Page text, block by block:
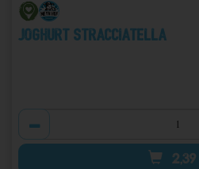
Joghurt Stracciatella
2,39